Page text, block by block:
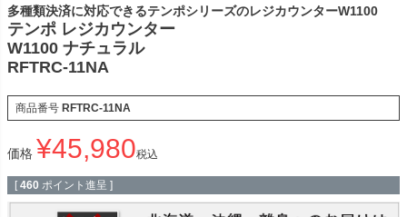
多種類決済に対応できるテンポシリーズのレジカウンターW1100
テンポ レジカウンター
W1100 ナチュラル
RFTRC-11NA
商品番号 RFTRC-11NA
価格 ¥45,980税込
[ 460 ポイント進呈 ]